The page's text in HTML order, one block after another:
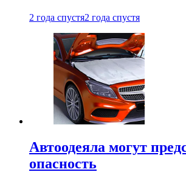
2 года спустя2 года спустя
Автоодеяла могут
опасность